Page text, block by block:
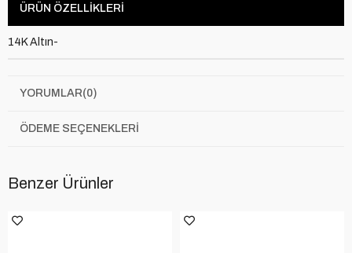
ÜRÜN ÖZELLIKLERI
14K Altın-
YORUMLAR(0)
ÖDEME SEÇENEKLERI
Benzer Ürünler